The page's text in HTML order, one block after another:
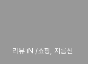
리뷰 iN /쇼핑, 지름신